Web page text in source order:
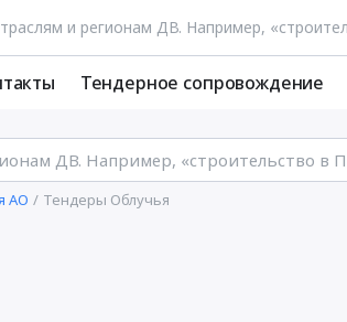
Тендерное сопровождение
АО Тендеры Облучья